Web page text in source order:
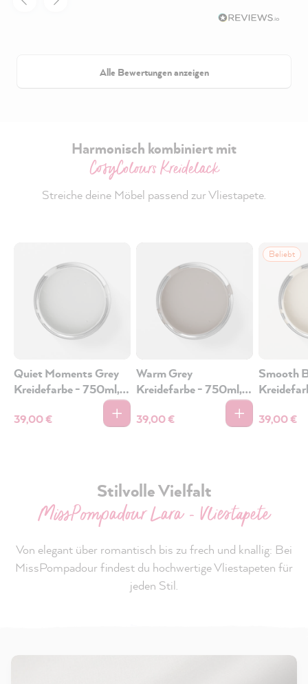
Alle Bewertungen anzeigen
Harmonisch kombiniert mit
CosyColours Kreidelack
Streiche deine Möbel passend zur Vliestapete.
Quiet Moments Grey
Kreidefarbe - 750ml,
39,00 €
Warm Grey
Kreidefarbe - 750ml,
39,00 €
Beliebt
Smooth
39,00 €
Stilvolle Vielfalt
MissPompadour Lara - Vliestapete
Von elegant über romantisch bis zu frech und knallig: Bei
MissPompadour findest du hochwertige Vliestapeten für
jeden Stil.